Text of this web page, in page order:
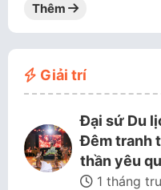
Thêm
Giải trí
Đại sứ Du
Đêm tranh
thần yêu
1 tháng